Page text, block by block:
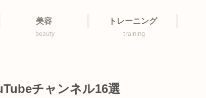
美容
beauty
トレーニング
training
チャンネル16選